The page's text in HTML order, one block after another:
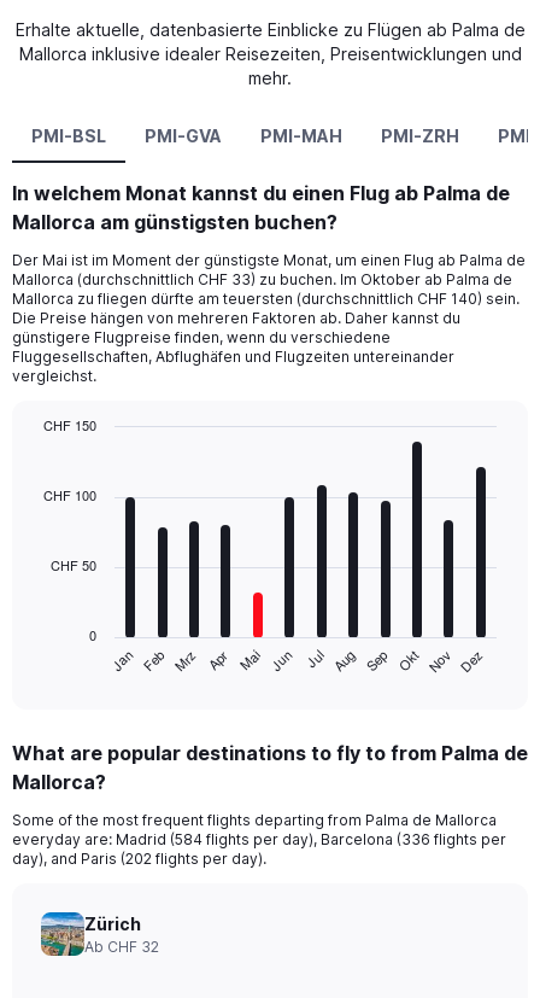
Erhalte aktuelle, datenbasierte Einblicke zu Flügen ab Palma de
Mallorca inklusive idealer Reisezeiten, Preisentwicklungen und
mehr.
PMI-BSL PMI-GVA PMI-MAH PMI-ZRH
In welchem Monat kannst du einen Flug ab Palma de
Mallorca am günstigsten buchen?
Der Mai ist im Moment der günstigste Monat, um einen Flug ab Palma de
Mallorca (durchschnittlich CHF 33) zu buchen. Im Oktober ab Palma de
Mallorca zu fliegen dürfte am teuersten (durchschnittlich CHF 140) sein.
Die Preise hängen von mehreren Faktoren ab. Daher kannst du
günstigere Flugpreise finden, wenn du verschiedene
Fluggesellschaften, Abflughäfen und Flugzeiten untereinander
vergleichst.
with
The
Range:
12
The
chart
has
Y
axis
Jan Feb Mrz Apr Mai Jun Jul Aug Sep Okt Nov Dez
0
CHF 50
CHF 100
CHF 150
What are popular destinations to fly to from Palma de
Mallorca?
Some of the most frequent flights departing from Palma de Mallorca
everyday are: Madrid (584 flights per day), Barcelona (336 flights per
day), and Paris (202 flights per day).
Zürich
Ab CHF 32